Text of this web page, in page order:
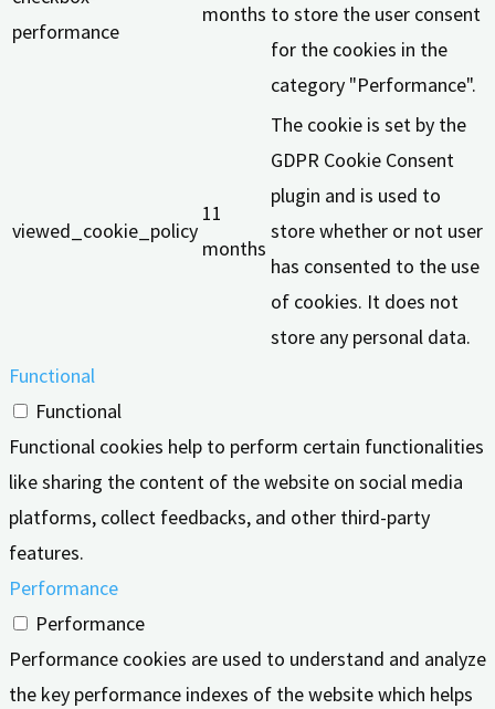
performance
months to store the user consent
for the cookies in the
category "Performance".
viewed_cookie_policy
11
months
The cookie is set by the
GDPR Cookie Consent
plugin and is used to
store whether or not user
has consented to the use
of cookies. It does not
store any personal data.
Functional
Functional
Functional cookies help to perform certain functionalities
like sharing the content of the website on social media
platforms, collect feedbacks, and other third-party
features.
Performance
Performance
Performance cookies are used to understand and analyze
the key performance indexes of the website which helps